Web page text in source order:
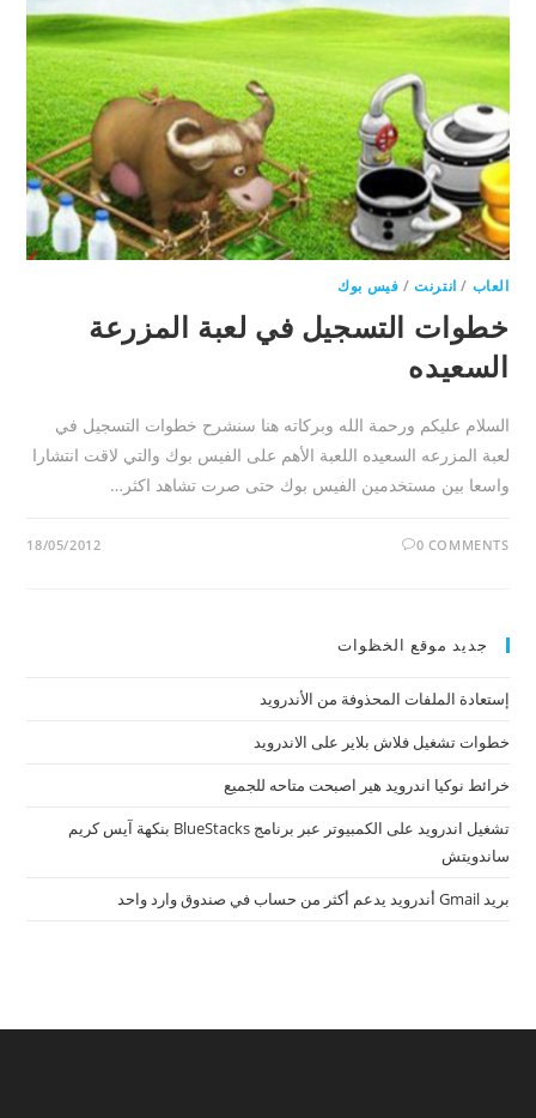
العاب / انترنت/ فيس بوك
خطوات التسجيل في لعبة المزرعة
السعيده
السلام عليكم ورحمة الله وبركاته هنا سنشرح خطوات التسجيل في
لعبة المزرعه السعيده اللعبة الأهم على الفيس بوك والتي لاقت انتشارا
واسعا بين مستخدمين الفيس بوك حتى صرت تشاهد اكثر…
0 COMMENTS
18/05/2012
جديد موقع الخظوات
إستعادة الملفات المحذوفة من الأندرويد
خطوات تشغيل فلاش بلاير على الاندرويد
خرائط نوكيا اندرويد هير اصبحت متاحه للجميع
تشغيل اندرويد على الكمبيوتر عبر برنامج BlueStacks بنكهة آيس كريم
ساندويتش
بريد Gmail أندرويد يدعم أكثر من حساب في صندوق وارد واحد